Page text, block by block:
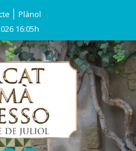
Plànol
16:05h